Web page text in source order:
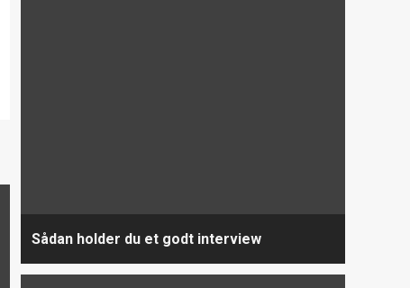
Sådan holder du et godt interview